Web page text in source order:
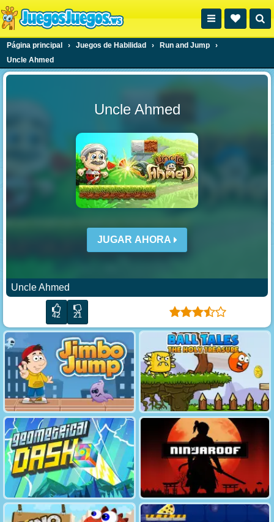
Página principal › Juegos de Habilidad › Run and Jump
›
Uncle Ahmed
Uncle Ahmed
JUGAR AHORA
Uncle Ahmed
42 21